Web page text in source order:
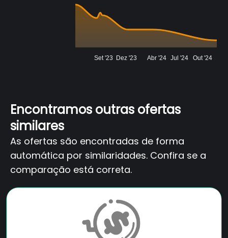
Set '23 Dez '23 Abr '24 Jul '24 Out '24
Encontramos outras ofertas
similares
As ofertas são encontradas de forma
automática por similaridades. Confira se a
comparação está correta.